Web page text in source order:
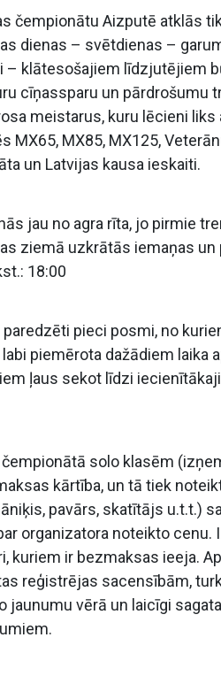
čempionātu Aizputē atklās
dienas – svētdienas –
klātesošajiem līdzjutējiem
cīņassparu un pārdrošumu
meistarus, kuru lēcieni liks
MX85, MX125,
un Latvijas kausa ieskaiti.
jau no agra rīta, jo pirmie
ziemā uzkrātās iemaņas
18:00
pieci posmi, no
piemērota dažādiem laika
ļaus sekot līdzi
solo klasēm
kārtība, un tā tiek
pavārs, skatītājs u.t.t.)
organizatora noteikto cenu.
kuriem ir bezmaksas ieeja.
reģistrējas sacensībām,
jaunumu vērā un laicīgi